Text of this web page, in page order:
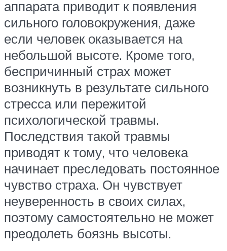
аппарата приводит к появления
сильного головокружения, даже
если человек оказывается на
небольшой высоте. Кроме того,
беспричинный страх может
возникнуть в результате сильного
стресса или пережитой
психологической травмы.
Последствия такой травмы
приводят к тому, что человека
начинает преследовать постоянное
чувство страха. Он чувствует
неуверенность в своих силах,
поэтому самостоятельно не может
преодолеть боязнь высоты.